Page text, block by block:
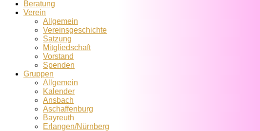
Beratung
Verein
Allgemein
Vereins­geschichte
Satzung
Mitglied­schaft
Vorstand
Spenden
Gruppen
Allgemein
Kalender
Ansbach
Aschaffenburg
Bayreuth
Erlangen/Nürnberg